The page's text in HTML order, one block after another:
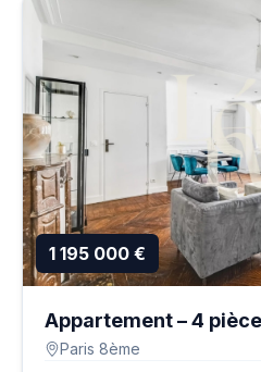
1 195 000 €
Appartement – 4
Paris 8ème